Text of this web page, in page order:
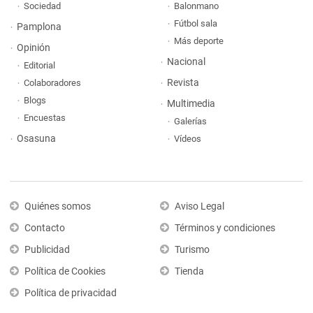
Sociedad
Pamplona
Opinión
Editorial
Colaboradores
Blogs
Encuestas
Osasuna
Balonmano
Fútbol sala
Más deporte
Nacional
Revista
Multimedia
Galerías
Vídeos
Quiénes somos
Contacto
Publicidad
Política de Cookies
Política de privacidad
Aviso Legal
Términos y condiciones
Turismo
Tienda